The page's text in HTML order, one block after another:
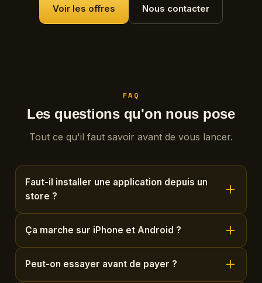
Voir les offres Nous contacter
FAQ
Les questions qu'on nous pose
Tout ce qu'il faut savoir avant de vous lancer.
Faut-il installer une application depuis un
store ?
Ça marche sur iPhone et Android ?
Peut-on essayer avant de payer ?